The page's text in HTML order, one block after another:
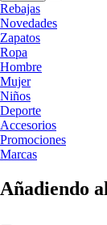
Rebajas
Novedades
Zapatos
Ropa
Hombre
Mujer
Niños
Deporte
Accesorios
Promociones
Marcas
Añadiendo